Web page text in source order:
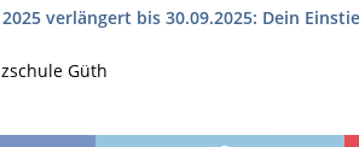
verlängert bis 30.09.2025: Dein
Güth